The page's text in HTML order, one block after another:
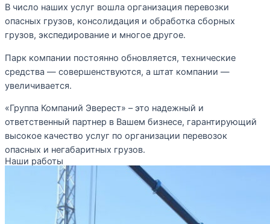
В число наших услуг вошла организация перевозки
опасных грузов, консолидация и обработка сборных
грузов, экспедирование и многое другое.
Парк компании постоянно обновляется, технические
средства — совершенствуются, а штат компании —
увеличивается.
«Группа Компаний Эверест» – это надежный и
ответственный партнер в Вашем бизнесе, гарантирующий
высокое качество услуг по организации перевозок
опасных и негабаритных грузов.
Наши работы